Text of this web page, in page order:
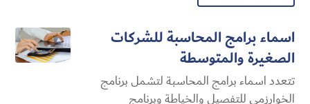
اسماء برامج المحاسبة للشركات
الصغيرة والمتوسطة
تتعدد اسماء برامج المحاسبة لتشمل برنامج
الخوارزمي للتفصيل والخياطة وبرنامج